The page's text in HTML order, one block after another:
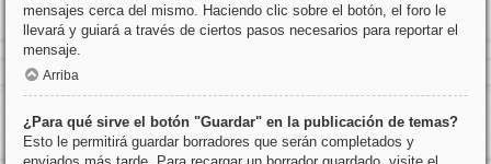
mensajes cerca del mismo. Haciendo clic sobre el botón, el foro le
llevará y guiará a través de ciertos pasos necesarios para reportar el
mensaje.
Arriba
¿Para qué sirve el botón "Guardar" en la publicación de temas?
Esto le permitirá guardar borradores que serán completados y